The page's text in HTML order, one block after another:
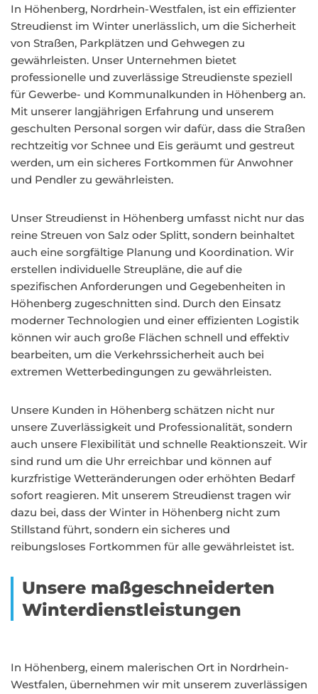
In Höhenberg, Nordrhein-Westfalen, ist ein effizienter
Streudienst im Winter unerlässlich, um die Sicherheit
von Straßen, Parkplätzen und Gehwegen zu
gewährleisten. Unser Unternehmen bietet
professionelle und zuverlässige Streudienste speziell
für Gewerbe- und Kommunalkunden in Höhenberg an.
Mit unserer langjährigen Erfahrung und unserem
geschulten Personal sorgen wir dafür, dass die Straßen
rechtzeitig vor Schnee und Eis geräumt und gestreut
werden, um ein sicheres Fortkommen für Anwohner
und Pendler zu gewährleisten.
Unser Streudienst in Höhenberg umfasst nicht nur das
reine Streuen von Salz oder Splitt, sondern beinhaltet
auch eine sorgfältige Planung und Koordination. Wir
erstellen individuelle Streupläne, die auf die
spezifischen Anforderungen und Gegebenheiten in
Höhenberg zugeschnitten sind. Durch den Einsatz
moderner Technologien und einer effizienten Logistik
können wir auch große Flächen schnell und effektiv
bearbeiten, um die Verkehrssicherheit auch bei
extremen Wetterbedingungen zu gewährleisten.
Unsere Kunden in Höhenberg schätzen nicht nur
unsere Zuverlässigkeit und Professionalität, sondern
auch unsere Flexibilität und schnelle Reaktionszeit. Wir
sind rund um die Uhr erreichbar und können auf
kurzfristige Wetteränderungen oder erhöhten Bedarf
sofort reagieren. Mit unserem Streudienst tragen wir
dazu bei, dass der Winter in Höhenberg nicht zum
Stillstand führt, sondern ein sicheres und
reibungsloses Fortkommen für alle gewährleistet ist.
Unsere maßgeschneiderten
Winterdienstleistungen
In Höhenberg, einem malerischen Ort in Nordrhein-
Westfalen, übernehmen wir mit unserem zuverlässigen